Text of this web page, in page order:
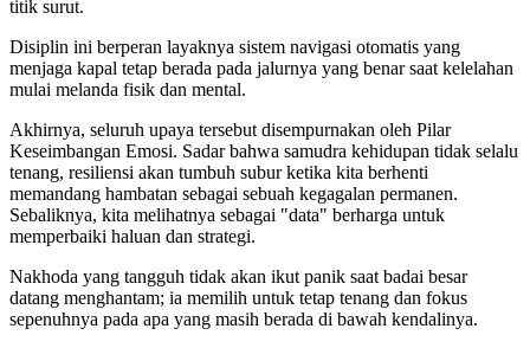
titik surut.
Disiplin ini berperan layaknya sistem navigasi otomatis yang
menjaga kapal tetap berada pada jalurnya yang benar saat kelelahan
mulai melanda fisik dan mental.
Akhirnya, seluruh upaya tersebut disempurnakan oleh Pilar
Keseimbangan Emosi. Sadar bahwa samudra kehidupan tidak selalu
tenang, resiliensi akan tumbuh subur ketika kita berhenti
memandang hambatan sebagai sebuah kegagalan permanen.
Sebaliknya, kita melihatnya sebagai "data" berharga untuk
memperbaiki haluan dan strategi.
Nakhoda yang tangguh tidak akan ikut panik saat badai besar
datang menghantam; ia memilih untuk tetap tenang dan fokus
sepenuhnya pada apa yang masih berada di bawah kendalinya.